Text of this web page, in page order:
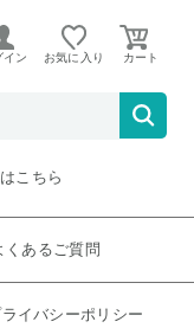
イン お気に入り
はただいま取り扱い
こちら
くあるご質問
イバシーポリシー